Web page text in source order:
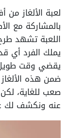
لعبة الألغاز من
بالمشاركة مع
اللعبة تشهد
يملك الفرد أي
يقضي وقت
ضمن هذه
صعب للغاية،
عنه ونكشف لك